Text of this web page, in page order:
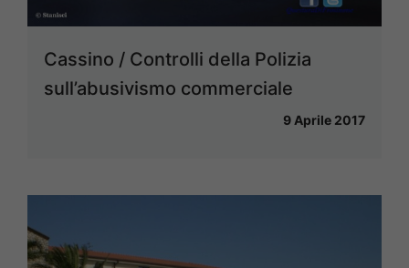
Cassino / Controlli della Polizia
sull’abusivismo commerciale
9 Aprile 2017